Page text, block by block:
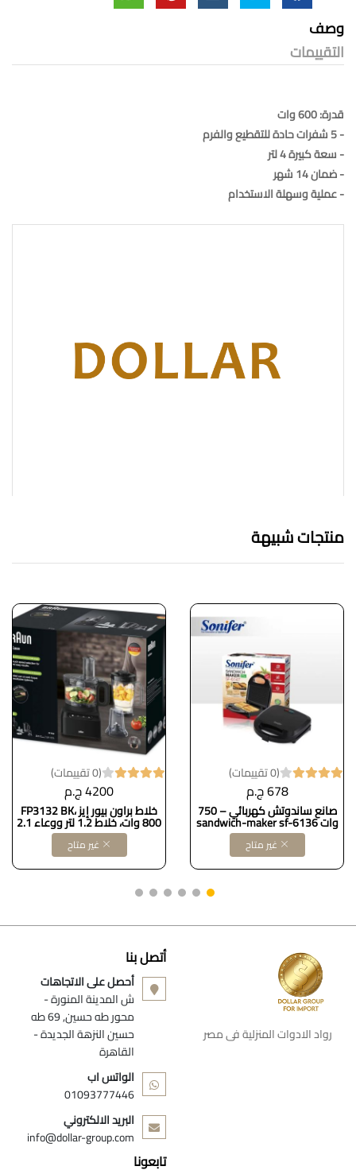
وصف
التقييمات
قدرة: 600 وات
- 5 شفرات حادة للتقطيع والفرم
- سعة كبيرة 4 لتر
- ضمان 14 شهر
- عملية وسهلة الاستخدام
منتجات شبيهة
(0 تقييمات)
678 ج.م
صانع ساندوتش كهربائي – 750
وات sandwich-maker sf-6136
غير متاح
(0 تقييمات)
4200 ج.م
خلاط براون بيور إيز FP3132 BK،
800 وات، خلاط 1.2 لتر ووعاء 2.1
لتر، سهل الاستخدام، سريع
وبديهي، سرعتان إضافيتان للنبض،
نظام EasyClick، أسود
غير متاح
رواد الادوات المنزلية فى مصر
أتصل بنا
أحصل على الاتجاهات
ش المدينة المنورة -
محور طه حسين, 69 طه
حسين النزهة الجديدة -
القاهرة
الواتس اب
01093777446
البريد الالكتروني
info@dollar-group.com
تابعونا